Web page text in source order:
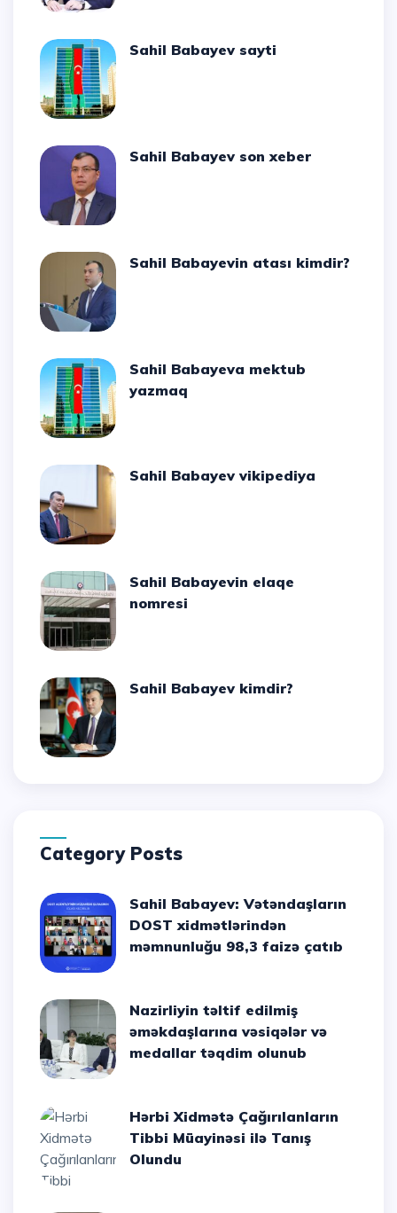
Sahil Babayev sayti
Sahil Babayev son xeber
Sahil Babayevin atası kimdir?
Sahil Babayeva mektub
yazmaq
Sahil Babayev vikipediya
Sahil Babayevin elaqe
nomresi
Sahil Babayev kimdir?
Category Posts
Sahil Babayev: Vətəndaşların
DOST xidmətlərindən
məmnunluğu 98,3 faizə çatıb
Nazirliyin təltif edilmiş
əməkdaşlarına vəsiqələr və
medallar təqdim olunub
Hərbi Xidmətə Çağırılanların
Tibbi Müayinəsi ilə Tanış
Olundu